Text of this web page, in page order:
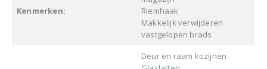
Kenmerken:
Riemhaak
Makkelijk verwijderen
vastgelopen brads
Deur en raam kozijnen